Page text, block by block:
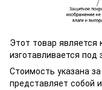
Этот товар является
изготавливается под
Стоимость указана
представляет собой